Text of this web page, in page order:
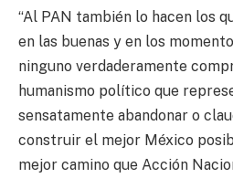
“Al PAN también lo hacen los
en las buenas y en los
ninguno verdaderamente
humanismo político que
sensatamente abandonar o
construir el mejor México
mejor camino que Acción